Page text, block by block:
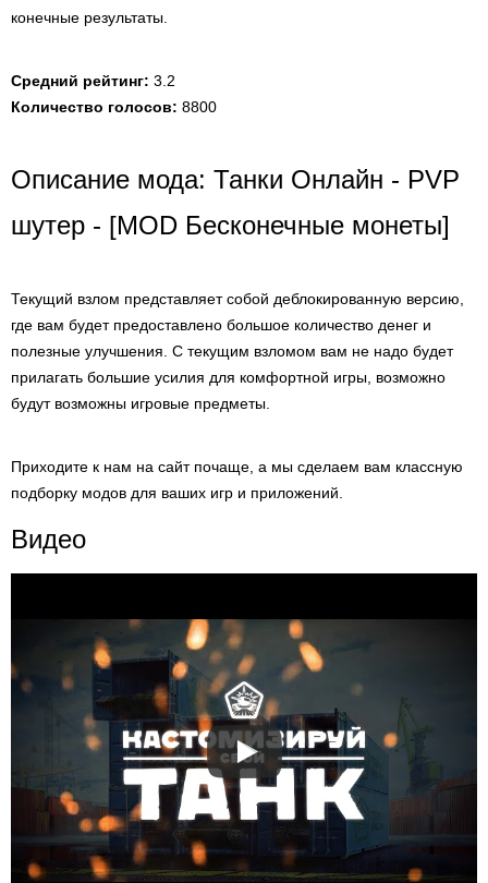
конечные результаты.
Средний рейтинг: 3.2
Количество голосов: 8800
Описание мода: Танки Онлайн - PVP
шутер - [MOD Бесконечные монеты]
Текущий взлом представляет собой деблокированную версию,
где вам будет предоставлено большое количество денег и
полезные улучшения. С текущим взломом вам не надо будет
прилагать большие усилия для комфортной игры, возможно
будут возможны игровые предметы.
Приходите к нам на сайт почаще, а мы сделаем вам классную
подборку модов для ваших игр и приложений.
Видео